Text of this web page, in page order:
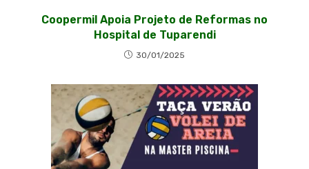
Coopermil Apoia Projeto de Reformas no
Hospital de Tuparendi
30/01/2025